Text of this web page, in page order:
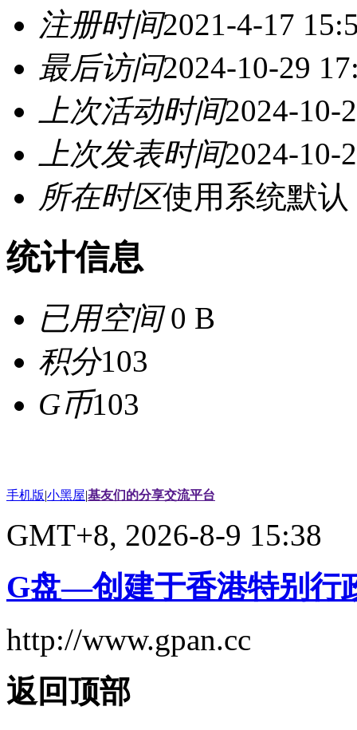
注册时间2021-4-17
最后访问2024-10-29
上次活动时间2024-10-
上次发表时间2024-10-
所在时区使用系统默认
统计信息
已用空间0 B
积分103
G币103
手机版|小黑屋|基友们的分享交流平台
GMT+8, 2026-8-9 15:38
G盘—创建于香港特别行
http://www.gpan.cc
返回顶部